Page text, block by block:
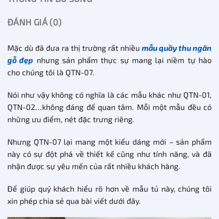
ĐÁNH GIÁ (0)
Mặc dù đã đưa ra thị trường rất nhiều mẫu quầy thu ngân
gỗ đẹp nhưng sản phẩm thực sự mang lại niềm tự hào
cho chúng tôi là QTN-07.
Nói như vậy không có nghĩa là các mẫu khác như QTN-01,
QTN-02…không đáng để quan tâm. Mỗi một mẫu đều có
những ưu điểm, nét đặc trưng riêng.
Nhưng QTN-07 lại mang một kiểu dáng mới – sản phẩm
này có sự đột phá về thiết kế cũng như tính năng, và đã
nhận được sự yêu mến của rất nhiều khách hàng.
Để giúp quý khách hiểu rõ hơn về mẫu tủ này, chúng tôi
xin phép chia sẻ qua bài viết dưới đây.